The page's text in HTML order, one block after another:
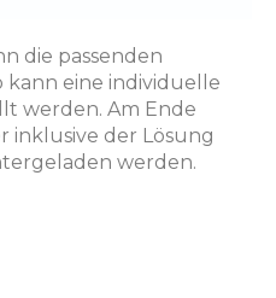
die passenden
kann eine individuelle
werden. Am Ende
inklusive der Lösung
werden.